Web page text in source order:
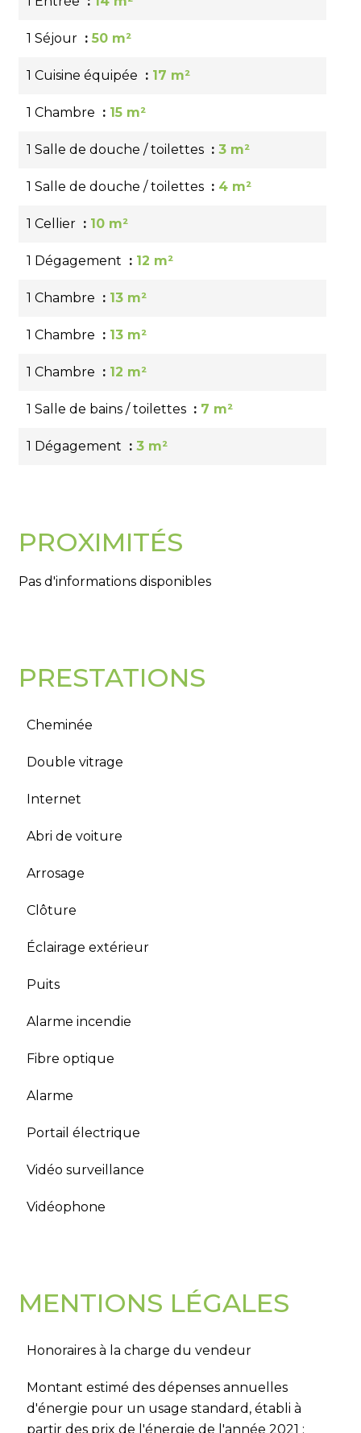
1 Séjour 50 m²
1 Cuisine équipée 17 m²
1 Chambre 15 m²
1 Salle de douche / toilettes 3 m²
1 Salle de douche / toilettes 4 m²
1 Cellier 10 m²
1 Dégagement 12 m²
1 Chambre 13 m²
1 Chambre 13 m²
1 Chambre 12 m²
1 Salle de bains / toilettes 7 m²
1 Dégagement 3 m²
PROXIMITÉS
Pas d'informations disponibles
PRESTATIONS
Cheminée
Double vitrage
Internet
Abri de voiture
Arrosage
Clôture
Éclairage extérieur
Puits
Alarme incendie
Fibre optique
Alarme
Portail électrique
Vidéo surveillance
Vidéophone
MENTIONS LÉGALES
Honoraires à la charge du vendeur
Montant estimé des dépenses annuelles
d'énergie pour un usage standard, établi à
partir des prix de l'énergie de l'année 2021 :